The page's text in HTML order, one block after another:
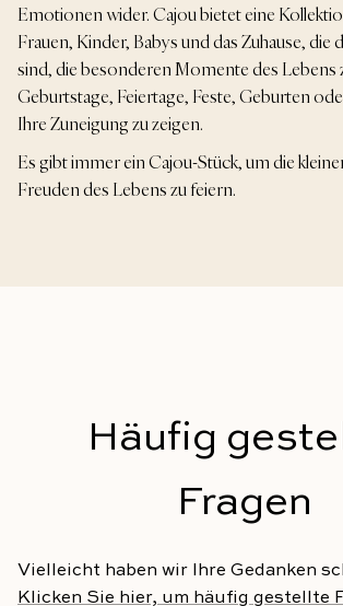
Emotionen wider. Cajou bietet eine
Frauen, Kinder, Babys und das Zuhause, die
sind, die besonderen Momente des Lebens
Geburtstage, Feiertage, Feste, Geburten
Ihre Zuneigung zu zeigen.
Es gibt immer ein Cajou-Stück, um die
Freuden des Lebens zu feiern.
Häufig
Fragen
Vielleicht haben wir Ihre Gedanken
Klicken Sie hier, um häufig gestellte